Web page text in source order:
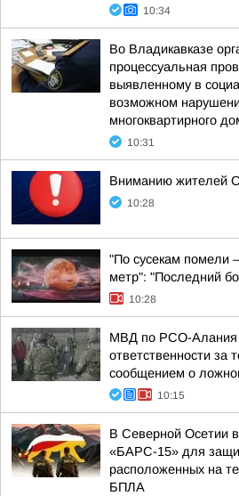
10:34
Во Владикавказе
процессуальная
выявленному в
возможном
многоквартирного
10:31
Вниманию жителей
10:28
"По сусекам помели
метр": "Последний
10:28
МВД по РСО-Алания
ответственности за
сообщением о
10:15
В Северной Осетии
«БАРС-15» для
расположенных на
БПЛА